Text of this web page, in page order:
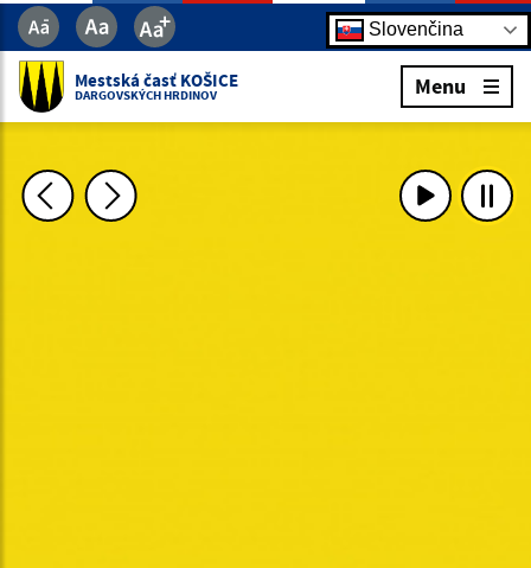
Slovenčina
Mestská časť KOŠICE
DARGOVSKÝCH HRDINOV Menu